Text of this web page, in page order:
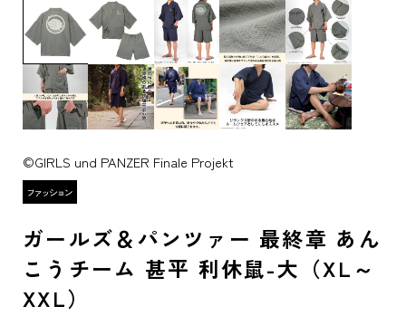
©GIRLS und PANZER Finale Projekt
ガールズ＆パンツァー 最終章 あん
こうチーム 甚平 利休鼠-大（XL～
XXL）